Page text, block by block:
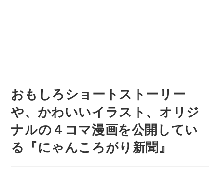
おもしろショートストーリー
や、かわいいイラスト、オリジ
ナルの４コマ漫画を公開してい
る『にゃんころがり新聞』